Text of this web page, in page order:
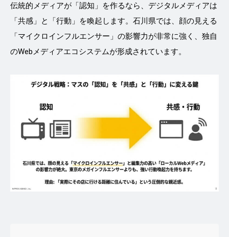
伝統的メディアが「認知」を作るなら、デジタルメディアは
「共感」と「行動」を喚起します。石川県では、顔の見える
「マイクロインフルエンサー」の影響力が非常に強く、独自
のWebメディアエコシステムが形成されています。